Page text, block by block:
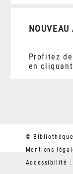
Profitez
en
©
Mentions
Accessibilité :